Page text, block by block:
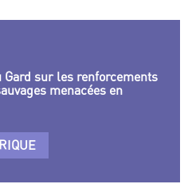
Gard sur les renforcements
menacées en